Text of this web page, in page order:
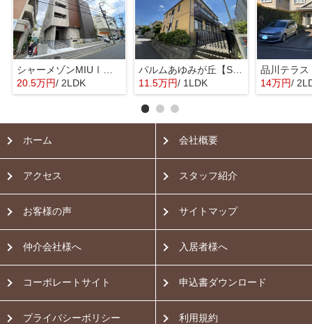
20.5万円/ 2LDK
パルムあゆみが丘【SHM】
11.5万円/ 1LDK
品川テラス
14万円/
ホーム 会社概要
アクセス スタッフ紹介
お客様の声 サイトマップ
仲介会社様へ 入居者様へ
コーポレートサイト 申込書ダウンロード
プライバシーポリシー 利用規約